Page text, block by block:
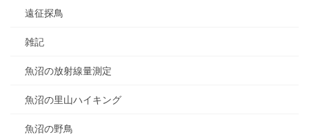
遠征探鳥
雑記
魚沼の放射線量測定
魚沼の里山ハイキング
魚沼の野鳥